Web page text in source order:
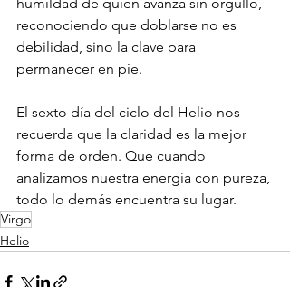
reconociendo que doblarse no es
debilidad, sino la clave para
permanecer en pie.
El sexto día del ciclo del Helio nos
recuerda que la claridad es la mejor
forma de orden. Que cuando
analizamos nuestra energía con pureza,
todo lo demás encuentra su lugar.
Virgo
Helio